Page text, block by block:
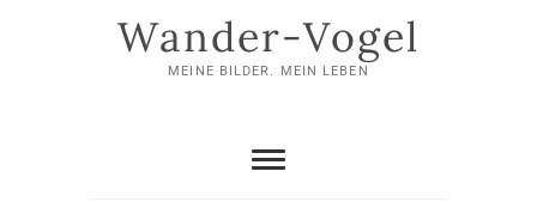
Wander-Vogel
MEINE BILDER. MEIN LEBEN